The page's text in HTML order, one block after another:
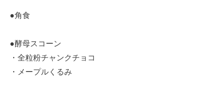
●角食
●酵母スコーン
・全粒粉チャンクチョコ
・メープルくるみ